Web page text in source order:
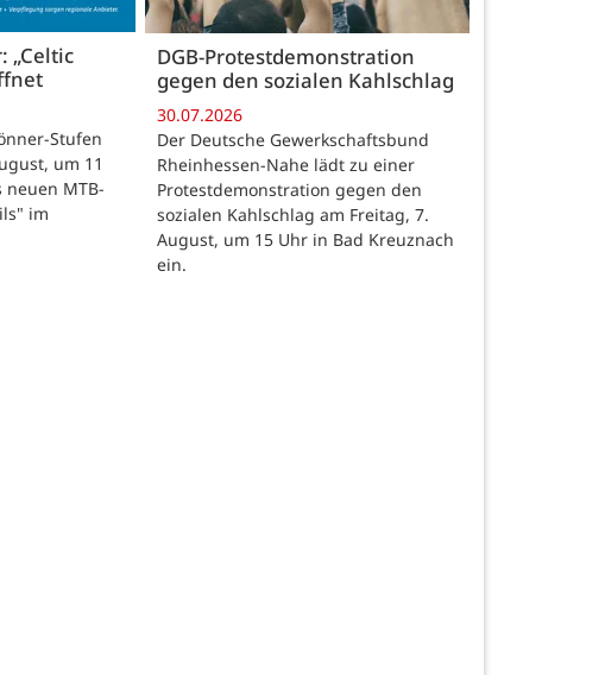
„Celtic
Stufen
um 11
MTB-
im
DGB-Protestdemonstration
gegen den sozialen Kahlschlag
30.07.2026
Der Deutsche Gewerkschaftsbund
Rheinhessen-Nahe lädt zu einer
Protestdemonstration gegen den
sozialen Kahlschlag am Freitag, 7.
August, um 15 Uhr in Bad Kreuznach
ein.